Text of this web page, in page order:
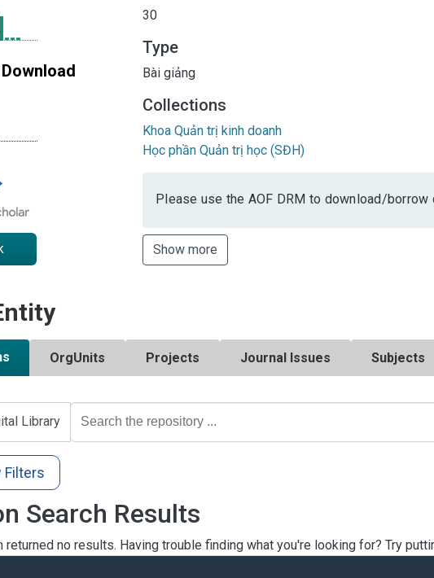
30
Type
Bài giảng
Collections
Khoa Quản trị kinh doanh
Học phần Quản trị học (SĐH)
Please use the AOF DRM to download/
Show more
OrgUnits Projects Journal Issues Subjects
Library
Filters
Search Results
returned no results. Having trouble finding what you're looking for? Try